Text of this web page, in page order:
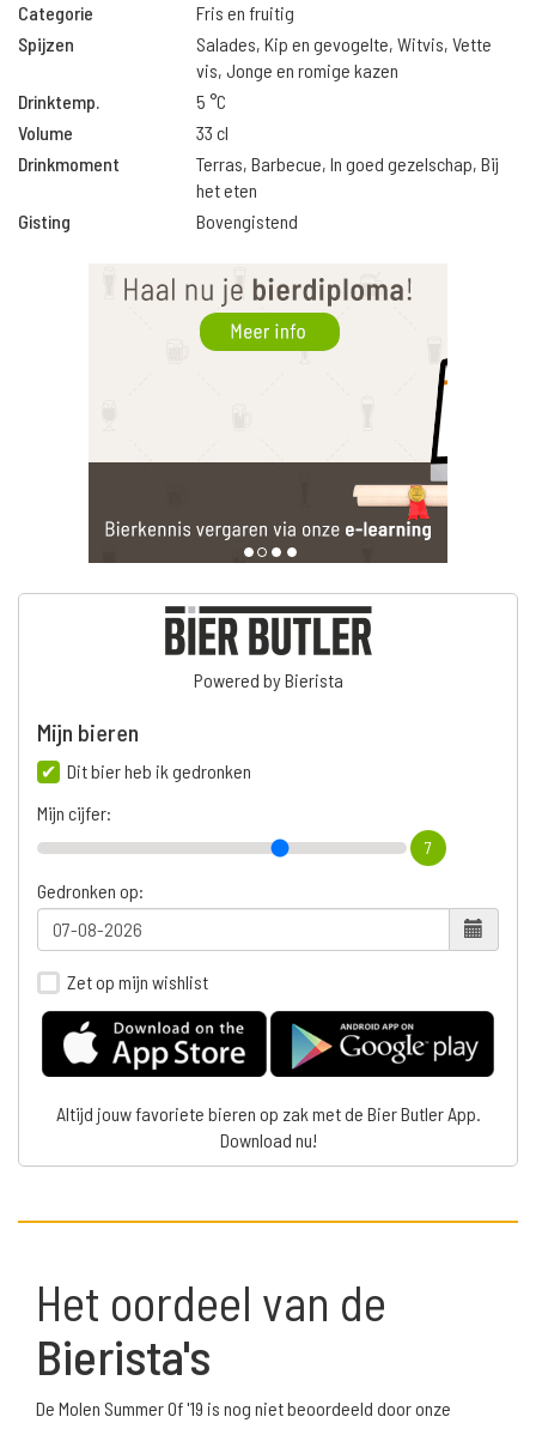
Categorie
Fris en fruitig
Spijzen
Salades, Kip en gevogelte, Witvis, Vette
vis, Jonge en romige kazen
Drinktemp.
5 °C
Volume
33 cl
Drinkmoment
Terras, Barbecue, In goed gezelschap, Bij
het eten
Gisting
Bovengistend
Powered by Bierista
Mijn bieren
Dit bier heb ik gedronken
Mijn cijfer:
7
Gedronken op:
Zet op mijn wishlist
Altijd jouw favoriete bieren op zak met de Bier Butler App.
Download nu!
Het oordeel van de
Bierista's
De Molen Summer Of '19 is nog niet beoordeeld door onze